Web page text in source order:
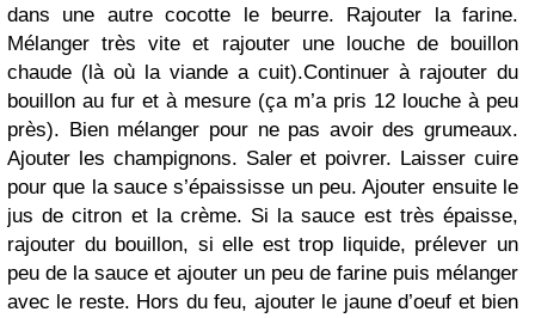
dans une autre cocotte le beurre. Rajouter la farine.
Mélanger très vite et rajouter une louche de bouillon
chaude (là où la viande a cuit).Continuer à rajouter du
bouillon au fur et à mesure (ça m’a pris 12 louche à peu
près). Bien mélanger pour ne pas avoir des grumeaux.
Ajouter les champignons. Saler et poivrer. Laisser cuire
pour que la sauce s’épaississe un peu. Ajouter ensuite le
jus de citron et la crème. Si la sauce est très épaisse,
rajouter du bouillon, si elle est trop liquide, prélever un
peu de la sauce et ajouter un peu de farine puis mélanger
avec le reste. Hors du feu, ajouter le jaune d’oeuf et bien